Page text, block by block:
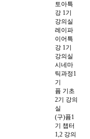
토아특
강 1기
강의실
레이파
이어특
강 1기
강의실
시네마
틱과정1
기
퓸 기초
2기 강의
실
(구)퓸1
기 챕터
1,2 강의